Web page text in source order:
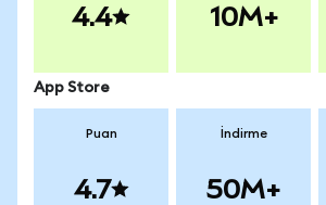
4.4 10M+
App Store
Puan
4.7
İndirme
50M+